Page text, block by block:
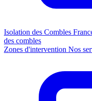
Isolation des Combles
des combles
Zones d'intervention Nos